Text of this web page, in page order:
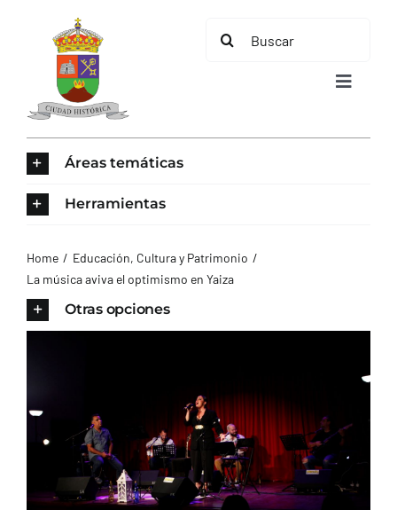
contenido
Buscar:
Toggle
AYUNTAMIENTO
Áreas temáticas
Herramientas
Home
Educación, Cultura y Patrimonio
La música aviva el optimismo en Yaiza
Otras opciones